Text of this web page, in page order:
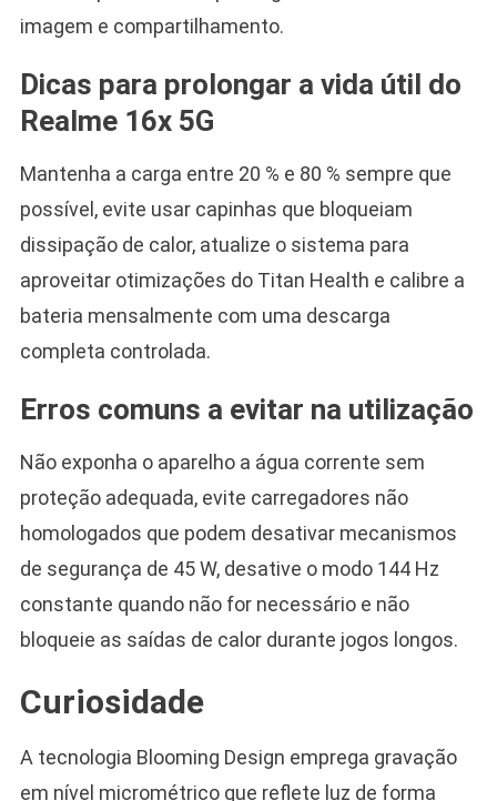
imagem e compartilhamento.
Dicas para prolongar a vida útil do
Realme 16x 5G
Mantenha a carga entre 20 % e 80 % sempre que
possível, evite usar capinhas que bloqueiam
dissipação de calor, atualize o sistema para
aproveitar otimizações do Titan Health e calibre a
bateria mensalmente com uma descarga
completa controlada.
Erros comuns a evitar na utilização
Não exponha o aparelho a água corrente sem
proteção adequada, evite carregadores não
homologados que podem desativar mecanismos
de segurança de 45 W, desative o modo 144 Hz
constante quando não for necessário e não
bloqueie as saídas de calor durante jogos longos.
Curiosidade
A tecnologia Blooming Design emprega gravação
em nível micrométrico que reflete luz de forma